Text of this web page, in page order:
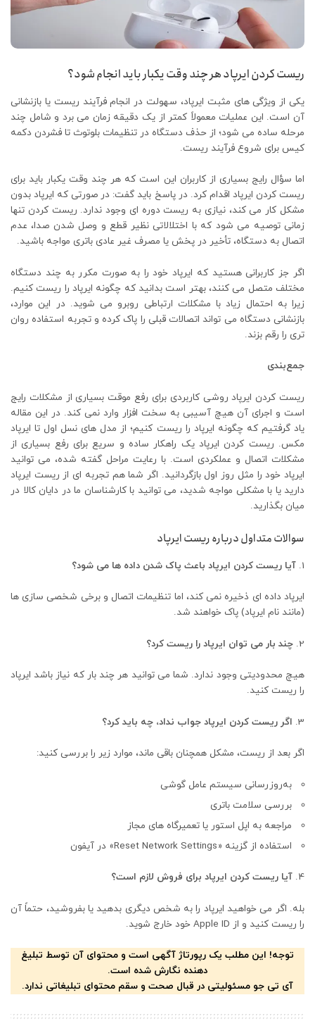
ریست کردن ایرپاد هر چند وقت یکبار باید انجام شود؟
یکی از ویژگی ‌های مثبت ایرپاد، سهولت در انجام فرآیند ریست یا بازنشانی
آن است. این عملیات معمولاً کمتر از یک دقیقه زمان می ‌برد و شامل چند
مرحله ساده می ‌شود؛ از حذف دستگاه در تنظیمات بلوتوث تا فشردن دکمه
کیس برای شروع فرآیند ریست.
اما سؤال رایج بسیاری از کاربران این است که هر چند وقت یکبار باید برای
ریست کردن ایرپاد اقدام کرد. در پاسخ باید گفت: در صورتی که ایرپاد بدون
مشکل کار می‌ کند، نیازی به ریست دوره ‌ای وجود ندارد. ریست کردن تنها
زمانی توصیه می ‌شود که با اختلالاتی نظیر قطع و وصل شدن صدا، عدم
اتصال به دستگاه، تأخیر در پخش یا مصرف غیر عادی باتری مواجه باشید.
اگر جز کاربرانی هستید که ایرپاد خود را به ‌صورت مکرر به چند دستگاه
مختلف متصل می‌ کنند، بهتر است بدانید که چگونه ایرپاد را ریست کنیم.
زیرا به احتمال زیاد با مشکلات ارتباطی روبرو می شوید. در این موارد،
بازنشانی دستگاه می ‌تواند اتصالات قبلی را پاک کرده و تجربه استفاده روان
‌تری را رقم بزند.
جمع‌بندی
ریست کردن ایرپاد روشی کاربردی برای رفع موقت بسیاری از مشکلات رایج
است و اجرای آن هیچ آسیبی به سخت‌ افزار وارد نمی‌ کند. در این مقاله
یاد گرفتیم که چگونه ایرپاد را ریست کنیم؛ از مدل های نسل اول تا ایرپاد
مکس. ریست کردن ایرپاد یک راهکار ساده و سریع برای رفع بسیاری از
مشکلات اتصال و عملکردی است. با رعایت مراحل گفته شده، می توانید
ایرپاد خود را مثل روز اول بازگردانید. اگر شما هم تجربه ‌ای از ریست ایرپاد
دارید یا با مشکلی مواجه شدید، می توانید با کارشناسان ما در دایان کالا در
میان بگذارید.
سوالات متداول درباره ریست ایرپاد
آیا ریست کردن ایرپاد باعث پاک شدن داده ها می شود؟
ایرپاد داده ‌ای ذخیره نمی کند، اما تنظیمات اتصال و برخی شخصی ‌سازی ها
(مانند نام ایرپاد) پاک خواهند شد.
چند بار می توان ایرپاد را ریست کرد؟
هیچ محدودیتی وجود ندارد. شما می توانید هر چند بار که نیاز باشد ایرپاد
را ریست کنید.
اگر ریست کردن ایرپاد جواب نداد، چه باید کرد؟
اگر بعد از ریست، مشکل همچنان باقی ماند، موارد زیر را بررسی کنید:
به‌روزرسانی سیستم عامل گوشی
بررسی سلامت باتری
مراجعه به اپل استور یا تعمیرگاه های مجاز
استفاده از گزینه «Reset Network Settings» در آیفون
آیا ریست کردن ایرپاد برای فروش لازم است؟
بله. اگر می خواهید ایرپاد را به شخص دیگری بدهید یا بفروشید، حتماً آن
را ریست کنید و از Apple ID خود خارج شوید.
توجه! این مطلب یک رپورتاژ آگهی است و محتوای آن توسط تبلیغ
دهنده نگارش شده است.
آی تی جو مسئولیتی در قبال صحت و سقم محتوای تبلیغاتی ندارد.